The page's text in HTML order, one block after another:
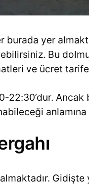
burada yer
Bu
ve ücret
22:30’dur.